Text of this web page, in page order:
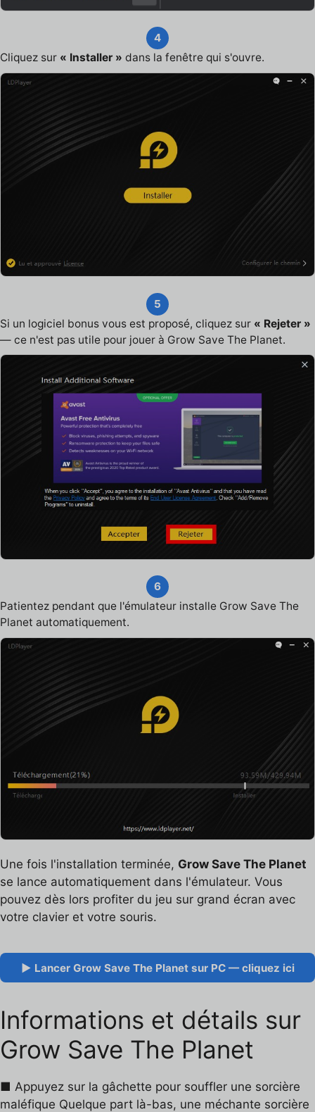
4
Cliquez sur « Installer » dans la fenêtre qui s'ouvre.
5
Si un logiciel bonus vous est proposé, cliquez sur « Rejeter »
— ce n'est pas utile pour jouer à Grow Save The Planet.
6
Patientez pendant que l'émulateur installe Grow Save The
Planet automatiquement.
Une fois l'installation terminée, Grow Save The Planet
se lance automatiquement dans l'émulateur. Vous
pouvez dès lors profiter du jeu sur grand écran avec
votre clavier et votre souris.
▶ Lancer Grow Save The Planet sur PC — cliquez ici
Informations et détails sur
Grow Save The Planet
■ Appuyez sur la gâchette pour souffler une sorcière
maléfique Quelque part là-bas, une méchante sorcière